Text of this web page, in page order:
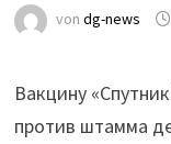
von dg-news
Вакцину
против штамма